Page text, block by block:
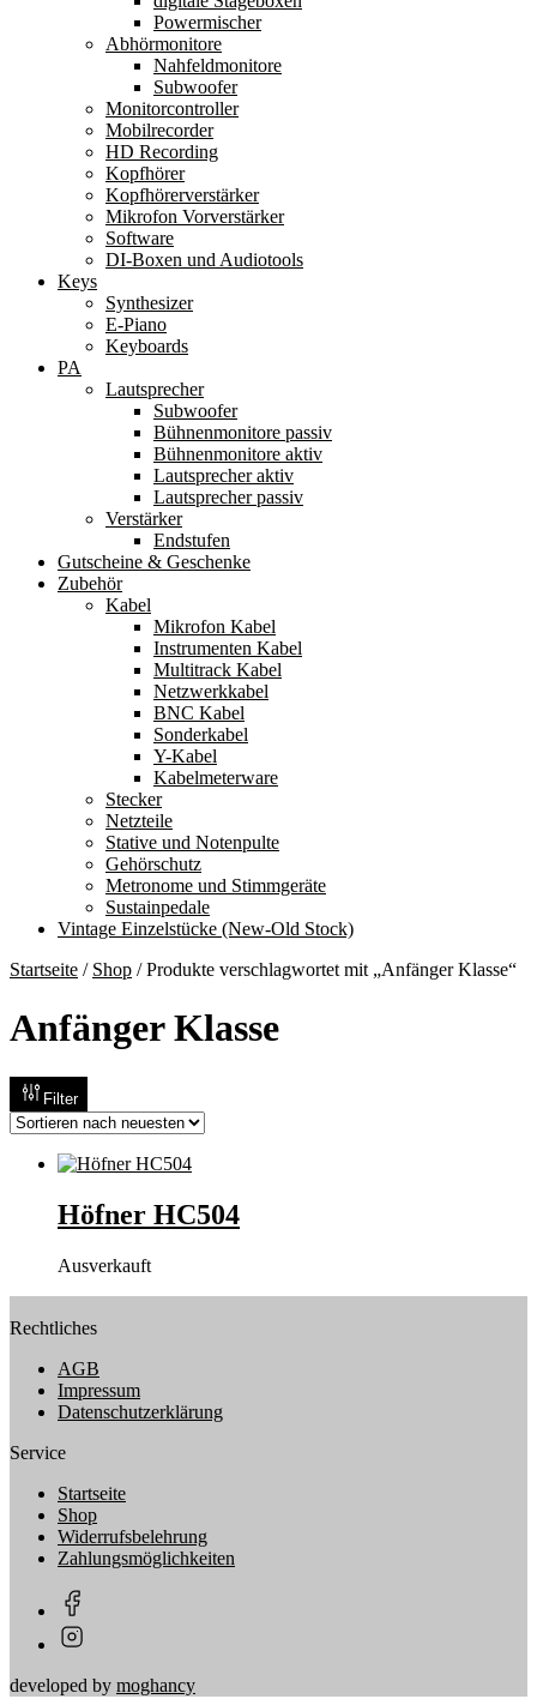
Powermischer
Abhörmonitore
Nahfeldmonitore
Subwoofer
Monitorcontroller
Mobilrecorder
HD Recording
Kopfhörer
Kopfhörerverstärker
Mikrofon Vorverstärker
Software
DI-Boxen und Audiotools
Keys
Synthesizer
E-Piano
Keyboards
PA
Lautsprecher
Subwoofer
Bühnenmonitore passiv
Bühnenmonitore aktiv
Lautsprecher aktiv
Lautsprecher passiv
Verstärker
Endstufen
Gutscheine & Geschenke
Zubehör
Kabel
Mikrofon Kabel
Instrumenten Kabel
Multitrack Kabel
Netzwerkkabel
BNC Kabel
Sonderkabel
Y-Kabel
Kabelmeterware
Stecker
Netzteile
Stative und Notenpulte
Gehörschutz
Metronome und Stimmgeräte
Sustainpedale
Vintage Einzelstücke (New-Old Stock)
Startseite / Shop /Produkte verschlagwortet mit „Anfänger Klasse“
Anfänger Klasse
Filter
Höfner HC504
Ausverkauft
Rechtliches
AGB
Impressum
Datenschutzerklärung
Service
Startseite
Shop
Widerrufsbelehrung
Zahlungsmöglichkeiten
developed by moghancy